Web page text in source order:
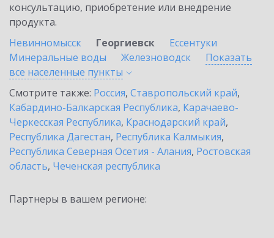
консультацию, приобретение или внедрение
продукта.
Невинномысск
Георгиевск
Ессентуки
Минеральные воды
Железноводск
Показать
все населенные пункты
Смотрите также: Россия, Ставропольский край,
Кабардино-Балкарская Республика, Карачаево-
Черкесская Республика, Краснодарский край,
Республика Дагестан, Республика Калмыкия,
Республика Северная Осетия - Алания, Ростовская
область, Чеченская республика
Партнеры в вашем регионе: